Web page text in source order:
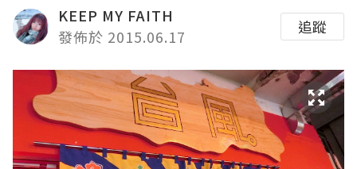
KEEP MY FAITH
發佈於 2015.06.17
追蹤